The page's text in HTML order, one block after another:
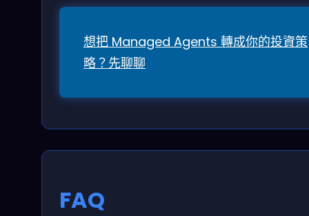
想把 Managed Agents 轉成你的投資策
略？先聊聊
FAQ